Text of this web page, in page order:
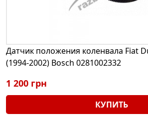
Датчик положения коленвала Fiat
(1994-2002) Bosch 0281002332
1 200 грн
КУПИТЬ